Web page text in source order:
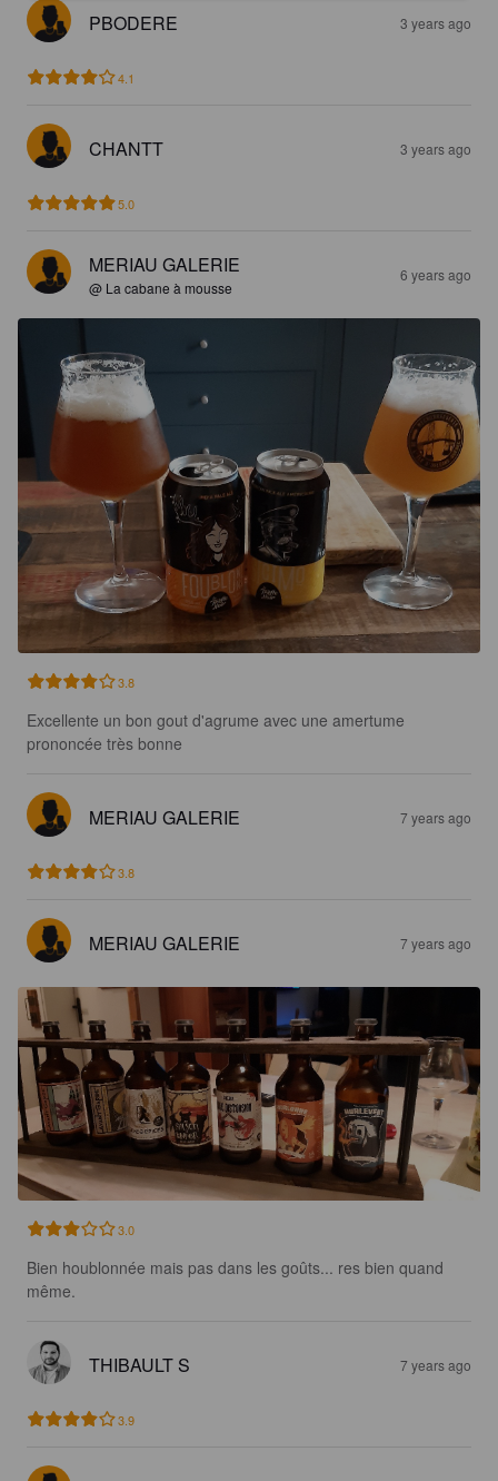
PBODERE 3 years ago
4.1
CHANTT 3 years ago
5.0
MERIAU GALERIE
@ La cabane à mousse
6 years ago
3.8
Excellente un bon gout d'agrume avec une amertume
prononcée très bonne
MERIAU GALERIE 7 years ago
3.8
MERIAU GALERIE 7 years ago
3.0
Bien houblonnée mais pas dans les goûts... res bien quand
même.
THIBAULT S 7 years ago
3.9